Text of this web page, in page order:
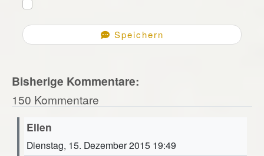
Speichern
Bisherige Kommentare:
150 Kommentare
Ellen
Dienstag, 15. Dezember 2015 19:49